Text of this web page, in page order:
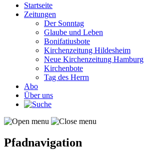
Startseite
Zeitungen
Der Sonntag
Glaube und Leben
Bonifatiusbote
Kirchenzeitung Hildesheim
Neue Kirchenzeitung Hamburg
Kirchenbote
Tag des Herrn
Abo
Über uns
Pfadnavigation